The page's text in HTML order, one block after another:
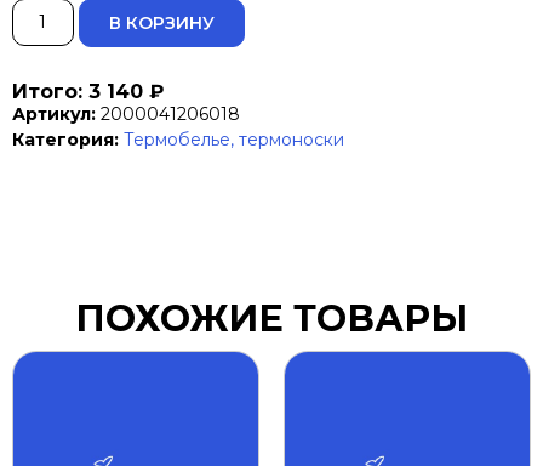
В КОРЗИНУ ALTERNATIVE:
Итого: 3 140 ₽
Артикул: 2000041206018
Категория: Термобелье, термоноски
ПОХОЖИЕ ТОВАРЫ